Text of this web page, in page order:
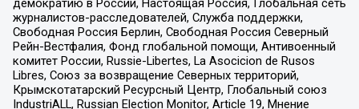
демократию в России, Настоящая Россия, Глобальная сеть
журналистов-расследователей, Служба поддержки,
Свободная Россия Берлин, Свободная Россия Северный
Рейн-Вестфалия, Фонд глобальной помощи, Антивоенный
комитет России, Russie-Libertes, La Asocicion de Rusos
Libres, Союз за возвращение Северных территорий,
Крымскотатарский Ресурсный Центр, Глобальный союз
IndustriALL, Russian Election Monitor, Article 19, Мнение